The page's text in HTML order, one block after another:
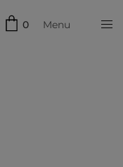
0 Menu